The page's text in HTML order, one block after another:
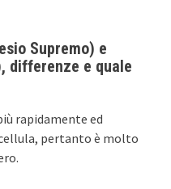
Supremo) e
differenze e quale
rapidamente ed
pertanto è molto